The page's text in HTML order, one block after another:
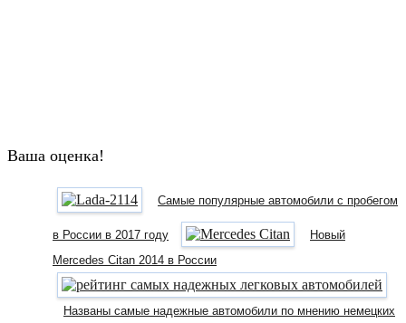
Ваша оценка!
Самые популярные автомобили с пробегом
в России в 2017 году
Новый
Mercedes Citan 2014 в России
Названы самые надежные автомобили по мнению немецких